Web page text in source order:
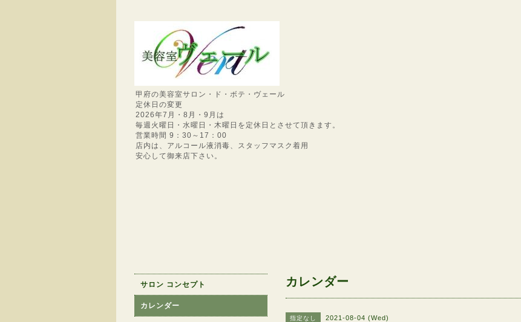
甲府の美容室サロン・ド・ボテ・ヴェール
定休日の変更
2026年7月・8月・9月は
毎週火曜日・水曜日・木曜日を定休日とさせて頂きます。
営業時間 9：30～17：00
店内は、アルコール液消毒、スタッフマスク着用
安心して御来店下さい。
カレンダー
指定なし 2021-08-04 (Wed)
サロン コンセプト
カレンダー